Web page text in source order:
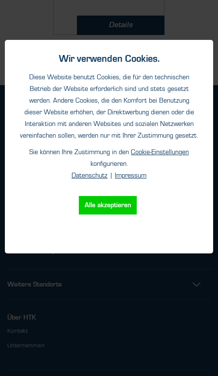
Details
Geschäftsbedingungen
Datenschutz
Oehleckerring 32 • 22419 Hamburg
Weitere Standorte
Über HTK
Kontakt
Unternehmen
Wir verwenden Cookies.
Diese Website benutzt Cookies, die für den technischen
Betrieb der Website erforderlich sind und stets gesetzt
werden. Andere Cookies, die den Komfort bei Benutzung
dieser Website erhöhen, der Direktwerbung dienen oder die
Interaktion mit anderen Websites und sozialen Netzwerken
vereinfachen sollen, werden nur mit Ihrer Zustimmung gesetzt.
Sie können Ihre Zustimmung in den Cookie-Einstellungen
konfigurieren.
Datenschutz
Impressum
Alle akzeptieren